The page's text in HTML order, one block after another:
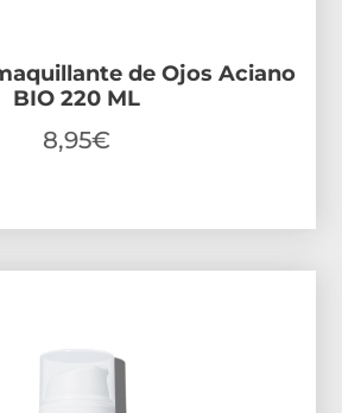
de Ojos Aciano
BIO 220 ML
8,95€